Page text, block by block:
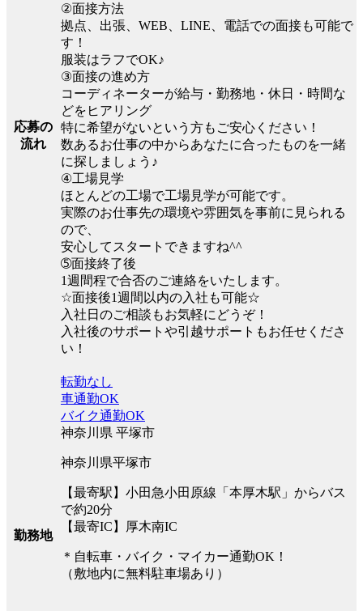
応募の
流れ
②面接方法
拠点、出張、WEB、LINE、電話での面接も可能で
す！
服装はラフでOK♪
③面接の進め方
コーディネーターが給与・勤務地・休日・時間な
どをヒアリング
特に希望がないという方もご安心ください！
数あるお仕事の中からあなたに合ったものを一緒
に探しましょう♪
④工場見学
ほとんどの工場で工場見学が可能です。
実際のお仕事先の環境や雰囲気を事前に見られる
ので、
安心してスタートできますね^^
➄面接終了後
1週間程で合否のご連絡をいたします。
☆面接後1週間以内の入社も可能☆
入社日のご相談もお気軽にどうぞ！
入社後のサポートや引越サポートもお任せくださ
い！
勤務地
転勤なし
車通勤OK
バイク通勤OK
神奈川県 平塚市
神奈川県平塚市
【最寄駅】小田急小田原線「本厚木駅」からバス
で約20分
【最寄IC】厚木南IC
＊自転車・バイク・マイカー通勤OK！
（敷地内に無料駐車場あり）